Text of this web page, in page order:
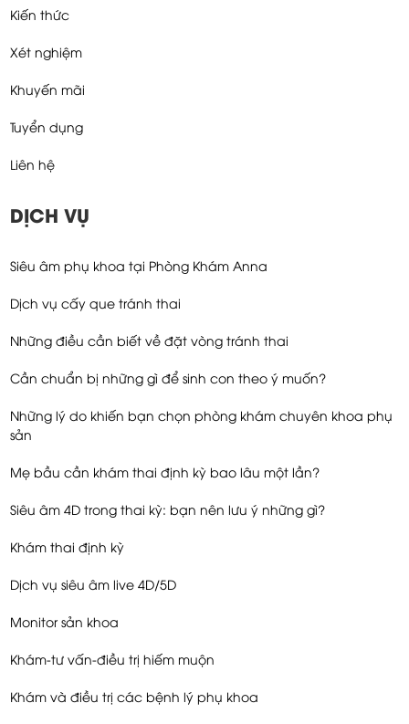
Kiến thức
Xét nghiệm
Khuyến mãi
Tuyển dụng
Liên hệ
DỊCH VỤ
Siêu âm phụ khoa tại Phòng Khám Anna
Dịch vụ cấy que tránh thai
Những điều cần biết về đặt vòng tránh thai
Cần chuẩn bị những gì để sinh con theo ý muốn?
Những lý do khiến bạn chọn phòng khám chuyên khoa phụ
sản
Mẹ bầu cần khám thai định kỳ bao lâu một lần?
Siêu âm 4D trong thai kỳ: bạn nên lưu ý những gì?
Khám thai định kỳ
Dịch vụ siêu âm live 4D/5D
Monitor sản khoa
Khám-tư vấn-điều trị hiếm muộn
Khám và điều trị các bệnh lý phụ khoa